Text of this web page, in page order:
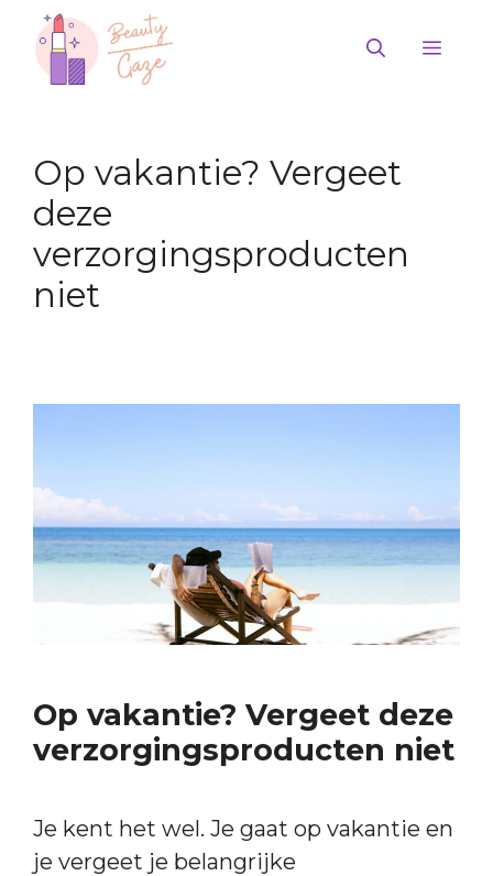
naar
Op vakantie? Vergeet
deze
verzorgingsproducten
niet
Op vakantie? Vergeet deze
verzorgingsproducten niet
Je kent het wel. Je gaat op vakantie en
je vergeet je belangrijke